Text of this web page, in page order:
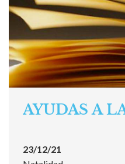
AYUDAS A
23/12/21